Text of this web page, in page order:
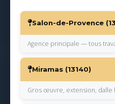
Salon-de-Provence
Agence principale — tous
Miramas (13140)
Gros œuvre, extension, dalle